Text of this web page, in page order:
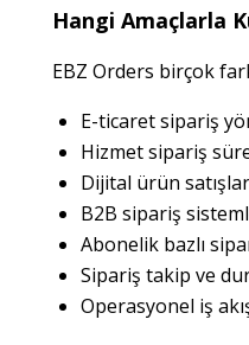
Hangi Amaçlarla
EBZ Orders birçok
E-ticaret sipariş
Hizmet sipariş
Dijital ürün
B2B sipariş
Abonelik bazlı
Sipariş takip ve
Operasyonel iş